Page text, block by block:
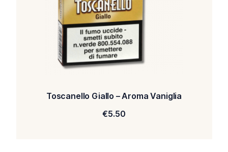
Toscanello Giallo – Aroma Vaniglia
€5.50